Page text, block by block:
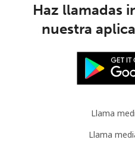
Haz llamadas
nuestra
Llama
Llama